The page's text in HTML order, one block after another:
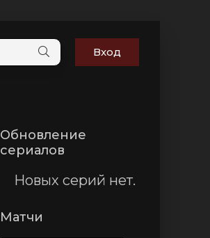
Вход
Обновление
сериалов
Новых серий нет.
Матчи